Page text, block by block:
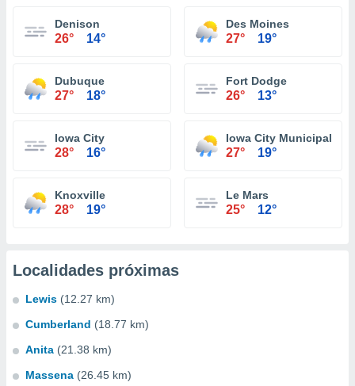
Denison
26° 14°
Des Moines
27° 19°
Dubuque
27° 18°
Fort Dodge
26° 13°
Iowa City
28° 16°
Iowa City Municipal
27° 19°
Knoxville
28° 19°
Le Mars
25° 12°
Localidades próximas
Lewis (12.27 km)
Cumberland (18.77 km)
Anita (21.38 km)
Massena (26.45 km)